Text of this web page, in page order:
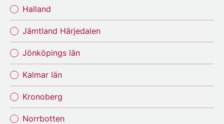
Halland
Jämtland Härjedalen
Jönköpings län
Kalmar län
Kronoberg
Norrbotten